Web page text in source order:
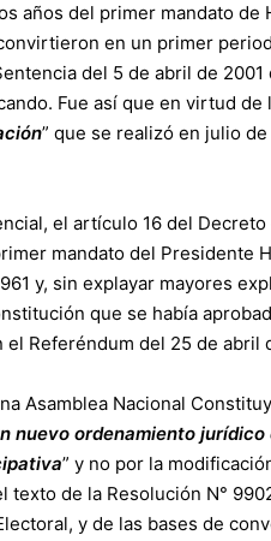
años del primer mandato de
en un primer
del 5 de abril de
Fue así que en virtud
” que se realizó en julio
el artículo 16 del
mandato del Presidente
y, sin explayar mayores
que se había
Referéndum del 25 de abril
Asamblea Nacional
nuevo ordenamiento
” y no por la
texto de la Resolución N°
y de las bases de